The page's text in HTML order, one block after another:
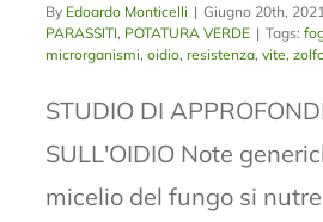
By Edoardo Monticelli | Giugno 20th, 2021
PARASSITI, POTATURA VERDE | Tags:
microrganismi,oidio,resistenza,vite,
STUDIO DI
SULL'OIDIO Note
micelio del fungo si